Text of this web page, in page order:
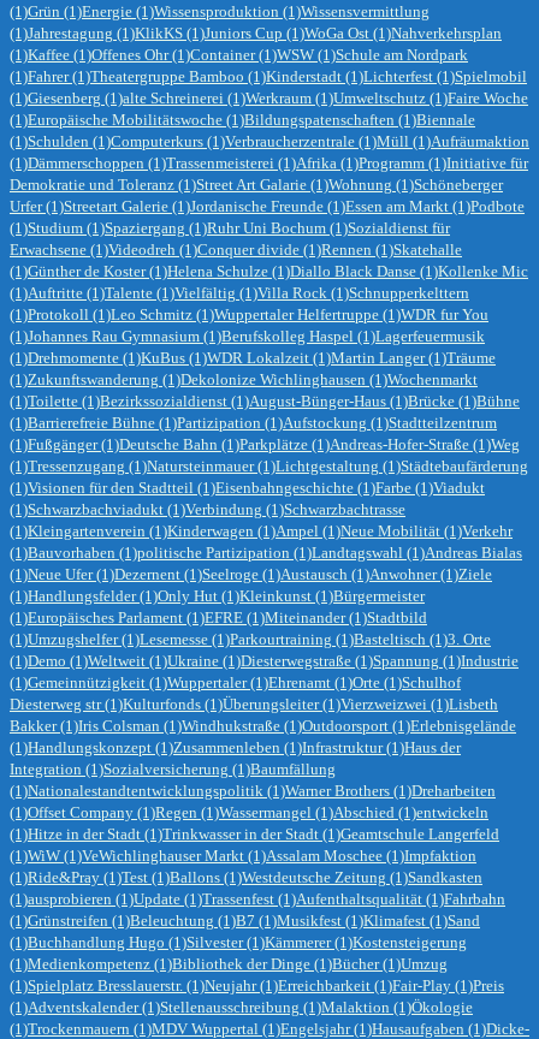
(1)Grün (1)Energie (1)Wissensproduktion (1)Wissensvermittlung
(1)Jahrestagung (1)KlikKS (1)Juniors Cup (1)WoGa Ost (1)Nahverkehrsplan
(1)Kaffee (1)Offenes Ohr(1)Container(1)WSW (1)Schule am Nordpark
(1)Fahrer(1)Theatergruppe Bamboo (1)Kinderstadt (1)Lichterfest (1)Spielmobil
(1)Giesenberg (1)alte Schreinerei (1)Werkraum (1)Umweltschutz (1)Faire Woche
(1)Europäische Mobilitätswoche (1)Bildungspatenschaften (1)Biennale
(1)Schulden (1)Computerkurs (1)Verbraucherzentrale (1)Müll (1)Aufräumaktion
(1)Dämmerschoppen (1)Trassenmeisterei (1)Afrika (1)Programm (1)Initiative für
Demokratie und Toleranz (1)Street Art Galarie (1)Wohnung (1)Schöneberger
Urfer(1)Streetart Galerie (1)Jordanische Freunde (1)Essen am Markt (1)Podbote
(1)Studium (1)Spaziergang (1)Ruhr Uni Bochum (1)Sozialdienst für
Erwachsene (1)Videodreh (1)Conquer divide (1)Rennen (1)Skatehalle
(1)Günther de Koster(1)Helena Schulze (1)Diallo Black Danse (1)Kollenke Mic
(1)Auftritte (1)Talente (1)Vielfältig (1)Villa Rock (1)Schnupperkelttern
(1)Protokoll (1)Leo Schmitz (1)Wuppertaler Helfertruppe (1)WDR fur You
(1)Johannes Rau Gymnasium (1)Berufskolleg Haspel (1)Lagerfeuermusik
(1)Drehmomente (1)KuBus (1)WDR Lokalzeit (1)Martin Langer(1)Träume
(1)Zukunftswanderung (1)Dekolonize Wichlinghausen (1)Wochenmarkt
(1)Toilette (1)Bezirkssozialdienst (1)August-Bünger-Haus (1)Brücke (1)Bühne
(1)Barrierefreie Bühne (1)Partizipation (1)Aufstockung (1)Stadtteilzentrum
(1)Fußgänger(1)Deutsche Bahn (1)Parkplätze (1)Andreas-Hofer-Straße (1)Weg
(1)Tressenzugang (1)Natursteinmauer(1)Lichtgestaltung (1)Städtebaufärderung
(1)Visionen für den Stadtteil (1)Eisenbahngeschichte (1)Farbe (1)Viadukt
(1)Schwarzbachviadukt (1)Verbindung (1)Schwarzbachtrasse
(1)Kleingartenverein (1)Kinderwagen (1)Ampel (1)Neue Mobilität (1)Verkehr
(1)Bauvorhaben (1)politische Partizipation (1)Landtagswahl (1)Andreas Bialas
(1)Neue Ufer(1)Dezernent (1)Seelroge (1)Austausch (1)Anwohner(1)Ziele
(1)Handlungsfelder(1)Only Hut (1)Kleinkunst (1)Bürgermeister
(1)Europäisches Parlament (1)EFRE (1)Miteinander(1)Stadtbild
(1)Umzugshelfer(1)Lesemesse (1)Parkourtraining (1)Basteltisch (1)3. Orte
(1)Demo (1)Weltweit (1)Ukraine (1)Diesterwegstraße (1)Spannung (1)Industrie
(1)Gemeinnützigkeit (1)Wuppertaler(1)Ehrenamt (1)Orte (1)Schulhof
Diesterweg str(1)Kulturfonds (1)Überungsleiter(1)Vierzweizwei (1)Lisbeth
Bakker(1)Iris Colsman (1)Windhukstraße (1)Outdoorsport (1)Erlebnisgelände
(1)Handlungskonzept (1)Zusammenleben (1)Infrastruktur(1)Haus der
Integration (1)Sozialversicherung (1)Baumfällung
(1)Nationalestandtentwicklungspolitik (1)Warner Brothers (1)Dreharbeiten
(1)Offset Company (1)Regen (1)Wassermangel (1)Abschied (1)entwickeln
(1)Hitze in der Stadt (1)Trinkwasser in der Stadt (1)Geamtschule Langerfeld
(1)WiW (1)VeWichlinghauser Markt (1)Assalam Moschee (1)Impfaktion
(1)Ride&Pray (1)Test (1)Ballons (1)Westdeutsche Zeitung (1)Sandkasten
(1)ausprobieren (1)Update (1)Trassenfest (1)Aufenthaltsqualität (1)Fahrbahn
(1)Grünstreifen (1)Beleuchtung (1)B7 (1)Musikfest (1)Klimafest (1)Sand
(1)Buchhandlung Hugo (1)Silvester(1)Kämmerer(1)Kostensteigerung
(1)Medienkompetenz (1)Bibliothek der Dinge (1)Bücher(1)Umzug
(1)Spielplatz Bresslauerstr. (1)Neujahr(1)Erreichbarkeit (1)Fair-Play (1)Preis
(1)Adventskalender(1)Stellenausschreibung (1)Malaktion (1)Ökologie
(1)Trockenmauern (1)MDV Wuppertal (1)Engelsjahr(1)Hausaufgaben (1)Dicke-